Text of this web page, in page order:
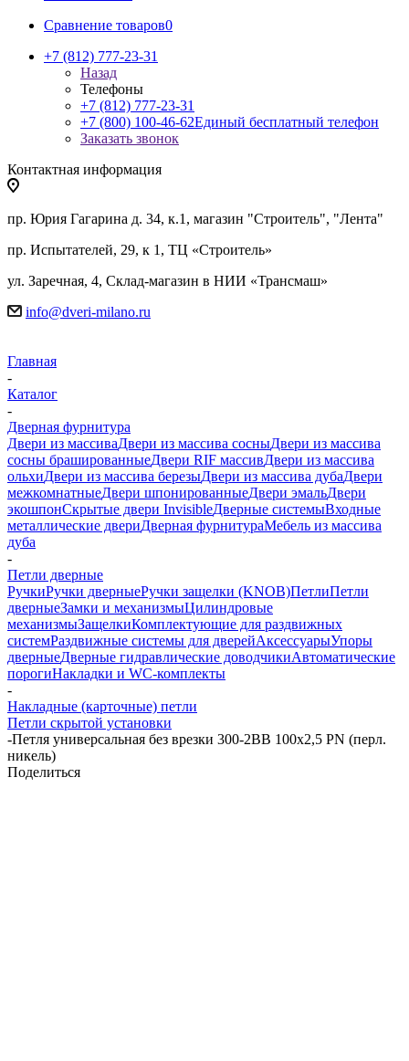
Сравнение товаров0
+7 (812) 777-23-31
Назад
Телефоны
+7 (812) 777-23-31
+7 (800) 100-46-62Единый бесплатный телефон
Заказать звонок
Контактная информация
пр. Юрия Гагарина д. 34, к.1, магазин "Строитель", "Лента"
пр. Испытателей, 29, к 1, ТЦ «Строитель»
ул. Заречная, 4, Склад-магазин в НИИ «Трансмаш»
info@dveri-milano.ru
Главная
-
Каталог
-
Дверная фурнитура
Двери из массиваДвери из массива сосныДвери из массива
сосны брашированныеДвери RIF массивДвери из массива
ольхиДвери из массива березыДвери из массива дубаДвери
межкомнатныеДвери шпонированныеДвери эмальДвери
экошпонСкрытые двери InvisibleДверные системыВходные
металлические двериДверная фурнитураМебель из массива
дуба
-
Петли дверные
РучкиРучки дверныеРучки защелки (KNOB)ПетлиПетли
дверныеЗамки и механизмыЦилиндровые
механизмыЗащелкиКомплектующие для раздвижных
системРаздвижные системы для дверейАксессуарыУпоры
дверныеДверные гидравлические доводчикиАвтоматические
порогиНакладки и WC-комплекты
-
Накладные (карточные) петли
Петли скрытой установки
-Петля универсальная без врезки 300-2BB 100x2,5 PN (перл.
никель)
Поделиться